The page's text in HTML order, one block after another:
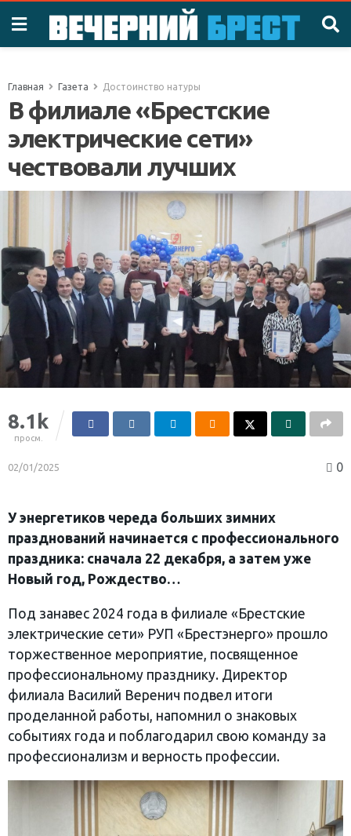
Главная Газета Достоинство натуры
В филиале «Брестские
электрические сети»
чествовали лучших
8.1k
просм.
02/01/2025 0
У энергетиков череда больших зимних
празднований начинается с профессионального
праздника: сначала 22 декабря, а затем уже
Новый год, Рождество…
Под занавес 2024 года в филиале «Брестские
электрические сети» РУП «Брестэнерго» прошло
торжественное мероприятие, посвященное
профессиональному празднику. Директор
филиала Василий Веренич подвел итоги
проделанной работы, напомнил о знаковых
событиях года и поблагодарил свою команду за
профессионализм и верность профессии.